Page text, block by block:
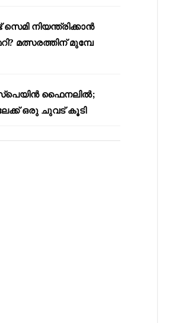
നിയന്ത്രിക്കാൻ
മത്സരത്തിന് മുമ്പേ
സ്പെയിൻ ഫൈനലിൽ;
ഒരു ചുവട് കൂടി